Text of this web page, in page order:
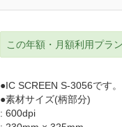
この年額・月額利用プラ
●IC SCREEN S-3056です。
●素材サイズ(柄部分)
: 600dpi